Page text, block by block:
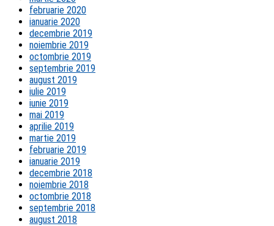
februarie 2020
ianuarie 2020
decembrie 2019
noiembrie 2019
octombrie 2019
septembrie 2019
august 2019
iulie 2019
iunie 2019
mai 2019
aprilie 2019
martie 2019
februarie 2019
ianuarie 2019
decembrie 2018
noiembrie 2018
octombrie 2018
septembrie 2018
august 2018